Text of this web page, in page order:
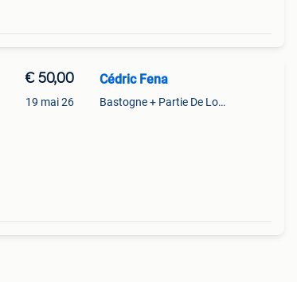
€ 50,00
19 mai 26
Cédric Fena
Bastogne + Partie De Longchamps Et Sibret